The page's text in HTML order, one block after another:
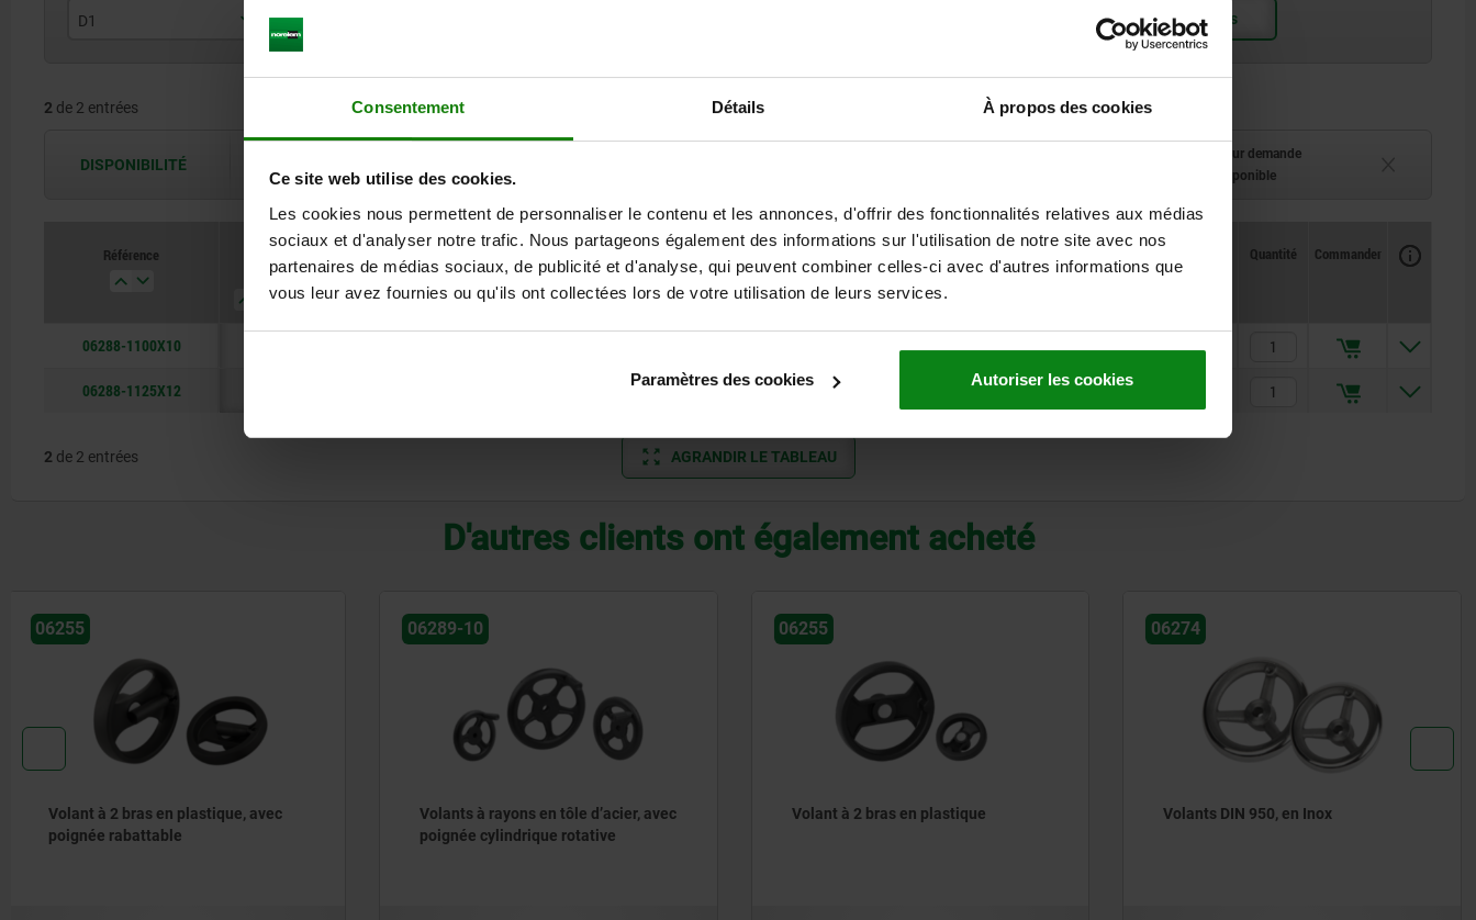
Consentement Détails À propos des cookies
Ce site web utilise des cookies.
Les cookies nous permettent de personnaliser le contenu et les annonces, d'offrir des fonctionnalités relatives aux médias
sociaux et d'analyser notre trafic. Nous partageons également des informations sur l'utilisation de notre site avec nos
partenaires de médias sociaux, de publicité et d'analyse, qui peuvent combiner celles-ci avec d'autres informations que
vous leur avez fournies ou qu'ils ont collectées lors de votre utilisation de leurs services.
Paramètres des cookies Autoriser les cookies
D1
125
D2
12H8
2 de 2 entrées AGRANDIR LE TABLEAU
DISPONIBILITÉ
Délai de livraison sur demande
Actuellement indisponible
Référence
D2 L3 Modèle 1 Forme D3 D4 D8 H2 L1 L2
Disponibilité
Prix
Quantité Commander
06288-1100X10 29,5 19 23,30 €
06288-1125X12 21 34 24
2 de 2 entrées AGRANDIR LE TABLEAU
D'autres clients ont également acheté
06289-10
Volants à rayons en tôle d’acier, avec
poignée cylindrique rotative
06255
Volant à 2 bras en plastique
06274
Volants DIN 950, en Inox
06273
Volant DIN 950 en aluminium